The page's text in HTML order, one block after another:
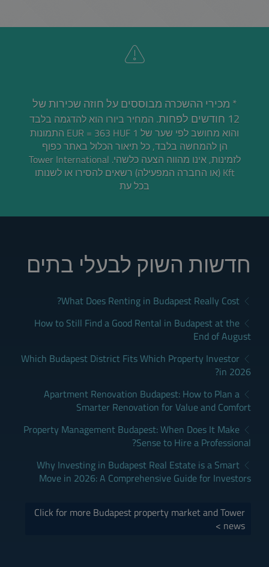
* מכירי ההשכרה מבוססים על חוזה שכירות של
12 חודשים לפחות.
המחיר ביורו הוא להדגמה בלבד
והוא מחושב לפי שער של 1 EUR = 363 HUF התמונות
הן להמחשה בלבד, כל תיאור הכלול באתר כפוף
לזמינות, אינו מהווה הצעה כלשהי. Tower International
Kft (או החברה המפעילה) רשאים להסירו או לשנותו
בכל עת
חדשות השוק לבעלי בתים
What Does Renting in Budapest Really Cost?
How to Still Find a Good Rental in Budapest at the
End of August
Which Budapest District Fits Which Property Investor
in 2026?
Apartment Renovation Budapest: How to Plan a
Smarter Renovation for Value and Comfort
Property Management Budapest: When Does It Make
Sense to Hire a Professional?
Why Investing in Budapest Real Estate is a Smart
Move in 2026: A Comprehensive Guide for Investors
Click for more Budapest property market and Tower
news >